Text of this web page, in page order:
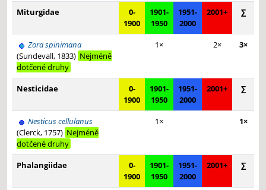
Miturgidae
0-
1900
1901-
1950
1951-
2000
2001+ ∑
Zora spinimana
(Sundevall, 1833) Nejméně
dotčené druhy
1× 2× 3×
Nesticidae
0-
1900
1901-
1950
1951-
2000
2001+ ∑
Nesticus cellulanus
(Clerck, 1757) Nejméně
dotčené druhy
1× 1×
Phalangiidae
0-
1900
1901-
1950
1951-
2000
2001+ ∑